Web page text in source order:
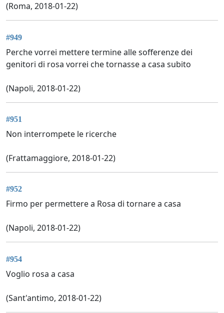
(Roma, 2018-01-22)
#949
Perche vorrei mettere termine alle sofferenze dei
genitori di rosa vorrei che tornasse a casa subito
(Napoli, 2018-01-22)
#951
Non interrompete le ricerche
(Frattamaggiore, 2018-01-22)
#952
Firmo per permettere a Rosa di tornare a casa
(Napoli, 2018-01-22)
#954
Voglio rosa a casa
(Sant'antimo, 2018-01-22)